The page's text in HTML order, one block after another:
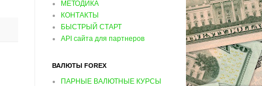
МЕТОДИКА
КОНТАКТЫ
БЫСТРЫЙ СТАРТ
API сайта для партнеров
ВАЛЮТЫ FOREX
ПАРНЫЕ ВАЛЮТНЫЕ КУРСЫ